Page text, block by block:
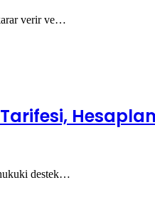
verir ve…
destek…